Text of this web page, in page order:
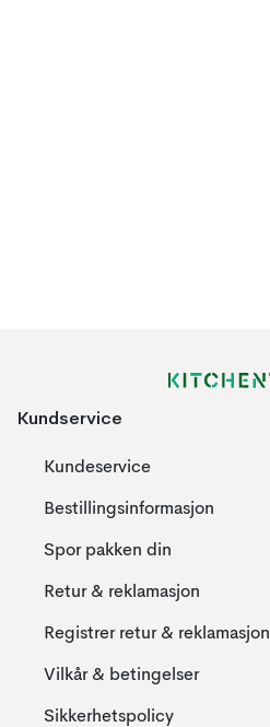
Kundservice
Kundeservice
Bestillingsinformasjon
Spor pakken din
Retur & reklamasjon
Registrer retur & reklamasjon
Vilkår & betingelser
Sikkerhetspolicy